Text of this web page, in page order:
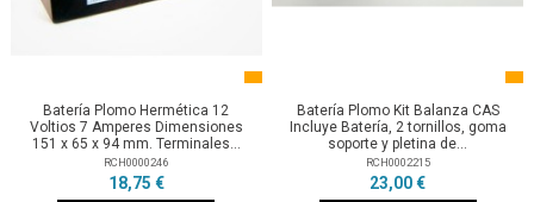
Batería Plomo Hermética 12
Voltios 7 Amperes Dimensiones
151 x 65 x 94 mm. Terminales...
RCH0000246
18,75 €
Batería Plomo Kit Balanza CAS
Incluye Batería, 2 tornillos, goma
soporte y pletina de...
RCH0002215
23,00 €